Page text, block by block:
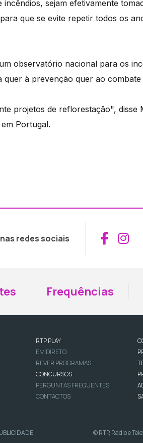
sejam efetivamente
que se evite repetir todos os
observatório nacional para os
quer à prevenção quer ao
projetos de reflorestação", disse
Portugal.
redes sociais
Frequências
RTP PLAY
EM DIRETO
REVER PROGRAMAS
CONCURSOS
PERGUNTAS FREQUENTES
CONTACTOS
© RTP, Rádio e